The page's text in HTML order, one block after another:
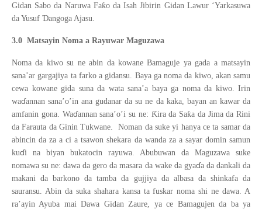
Gidan Sabo da Naruwa Faƙo da Isah Jibirin Gidan Lawur ‘Yarkasuwa
da Yusuf Ɗangoga Ajasu.
3.0 Matsayin Noma a Rayuwar Maguzawa
Noma da kiwo su ne abin da kowane Bamaguje ya gada a matsayin
sana’ar gargajiya ta farko a gidansu. Baya ga noma da kiwo, akan samu
cewa kowane gida suna da wata sana’a baya ga noma da kiwo. Irin
waɗannan sana’o’in ana gudanar da su ne da kaka, bayan an kawar da
amfanin gona. Waɗannan sana’o’i su ne: Ƙira da Saƙa da Jima da Rini
da Farauta da Ginin Tukwane. Noman da suke yi hanya ce ta samar da
abincin da za a ci a tsawon shekara da wanda za a sayar domin samun
kuɗi na biyan bukatocin rayuwa. Abubuwan da Maguzawa suke
nomawa su ne: dawa da gero da masara da wake da gyaɗa da dankali da
makani da barkono da tamba da gujjiya da albasa da shinkafa da
sauransu. Abin da suka shahara kansa ta fuskar noma shi ne dawa. A
ra’ayin Ayuba mai Dawa Gidan Zaure, ya ce Bamagujen da ba ya